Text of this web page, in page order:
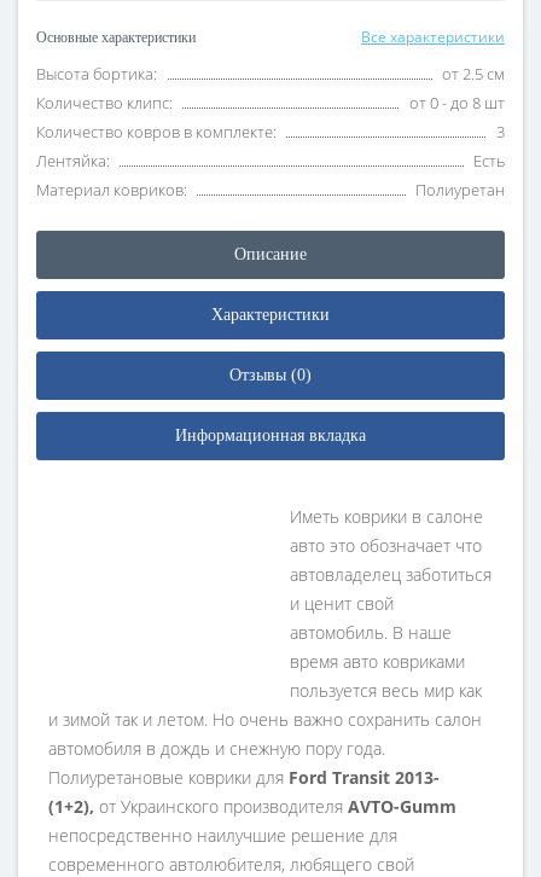
Основные характеристики Все характеристики
Высота бортика:
от 2.5 см
Количество клипс:
от 0 - до 8 шт
Количество ковров в комплекте:
3
Лентяйка:
Есть
Материал ковриков:
Полиуретан
Описание
Характеристики
Отзывы (0)
Информационная вкладка
Иметь коврики в салоне
авто это обозначает что
автовладелец заботиться
и ценит свой
автомобиль. В наше
время авто ковриками
пользуется весь мир как
и зимой так и летом. Но очень важно сохранить салон
автомобиля в дождь и снежную пору года.
Полиуретановые коврики для Ford Transit 2013-
(1+2), от Украинского производителя AVTO-Gumm
непосредственно наилучшие решение для
современного автолюбителя, любящего свой